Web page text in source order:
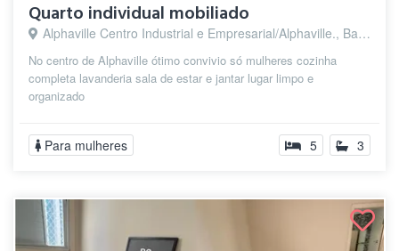
Quarto individual mobiliado
Alphaville Centro Industrial e Empresarial/Alphaville., Barueri - SP
No centro de Alphaville ótimo convivio só mulheres cozinha
completa lavanderia sala de estar e jantar lugar limpo e
organizado
Para mulheres 5 3